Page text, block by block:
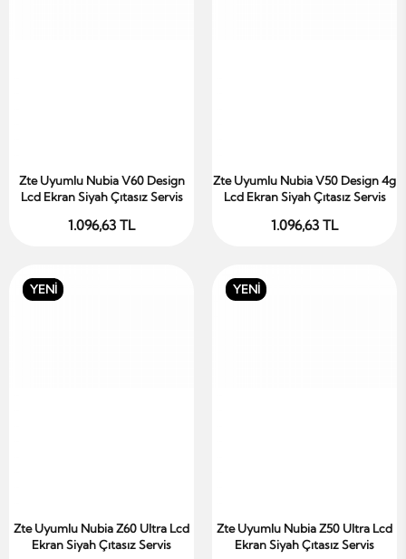
Sepete Ekle
Zte Uyumlu Nubia V60 Design
Lcd Ekran Siyah Çıtasız Servis
1.096,63 TL
Sepete Ekle
Zte Uyumlu Nubia V50 Design 4g
Lcd Ekran Siyah Çıtasız Servis
1.096,63 TL
YENİ
Sepete Ekle
Zte Uyumlu Nubia Z60 Ultra Lcd
Ekran Siyah Çıtasız Servis
YENİ
Sepete Ekle
Zte Uyumlu Nubia Z50 Ultra Lcd
Ekran Siyah Çıtasız Servis